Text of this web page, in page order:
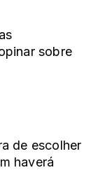
sobre
de escolher
haverá